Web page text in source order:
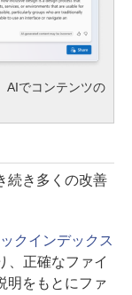
AIでコンテンツの
続き多くの改善
クインデックス
、正確なファイ
明をもとにファ